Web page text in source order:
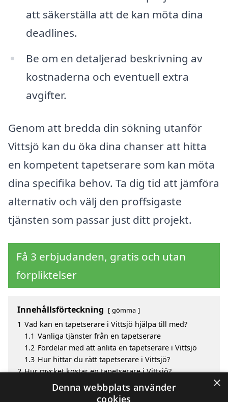
att säkerställa att de kan möta dina
deadlines.
Be om en detaljerad beskrivning av
kostnaderna och eventuell extra
avgifter.
Genom att bredda din sökning utanför
Vittsjö kan du öka dina chanser att hitta
en kompetent tapetserare som kan möta
dina specifika behov. Ta dig tid att jämföra
alternativ och välj den proffsigaste
tjänsten som passar just ditt projekt.
Få 3 erbjudanden, gratis och utan
förpliktelser
Innehållsförteckning gömma
1 Vad kan en tapetserare i Vittsjö hjälpa till med?
1.1 Vanliga tjänster från en tapetserare
1.2 Fördelar med att anlita en tapetserare i Vittsjö
1.3 Hur hittar du rätt tapetserare i Vittsjö?
2 Hur mycket kostar en tapetserare i Vittsjö?
Fördelar med att välja tapetserare i Vittsjö
Sök efter en skicklig tapetserare i de omgivande
×
Denna webbplats använder
cookies